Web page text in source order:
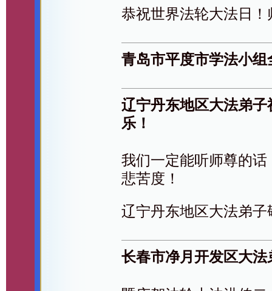
恭祝世界法轮大法日
青岛市平度市学法小
辽宁丹东地区大法弟
乐！
我们一定能听师尊的
悲苦度！
辽宁丹东地区大法弟子
长春市净月开发区大